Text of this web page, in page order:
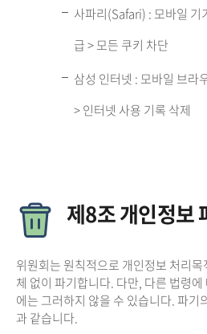
사파리(Safari) : 모바일 기
급 > 모든 쿠키 차단
삼성 인터넷 : 모바일 브라
> 인터넷 사용 기록 삭제
제8조 개인정보
위원회는 원칙적으로 개인정보 처리
체 없이 파기합니다. 다만, 다른 법령
에는 그러하지 않을 수 있습니다. 파기
과 같습니다.